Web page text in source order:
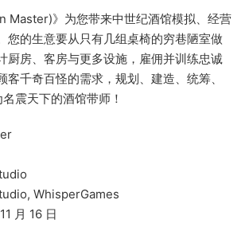
Master)》为您带来中世纪酒馆模拟、经营
您的生意要从只有几组桌椅的穷巷陋室做
厨房、客房与更多设施，雇佣并训练忠诚
客千奇百怪的需求，规划、建造、统筹、
震天下的酒馆带师！
WhisperGames
月 16 日